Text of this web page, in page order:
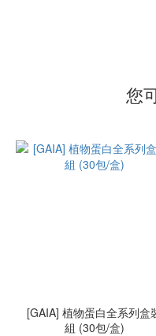
您
[GAIA] 植物蛋白全系列盒
組 (30包/盒)